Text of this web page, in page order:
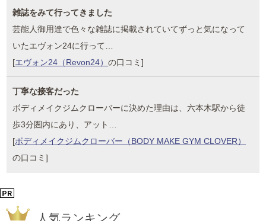
雑誌をみて行ってきました
芸能人御用達で色々な雑誌に掲載されていてずっと気になって
いたエヴォン24に行って…
[エヴォン24（Revon24）の口コミ]
丁寧な接客だった
ボディメイクジムクローバーに決めた理由は、六本木駅から徒
歩3分圏内にあり、アット…
[ボディメイクジムクローバー（BODY MAKE GYM CLOVER）
の口コミ]
人気ランキング